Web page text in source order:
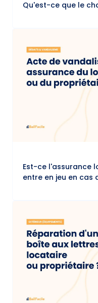
Qu'est-ce que le
Est-ce l'assurance
entre en jeu en cas